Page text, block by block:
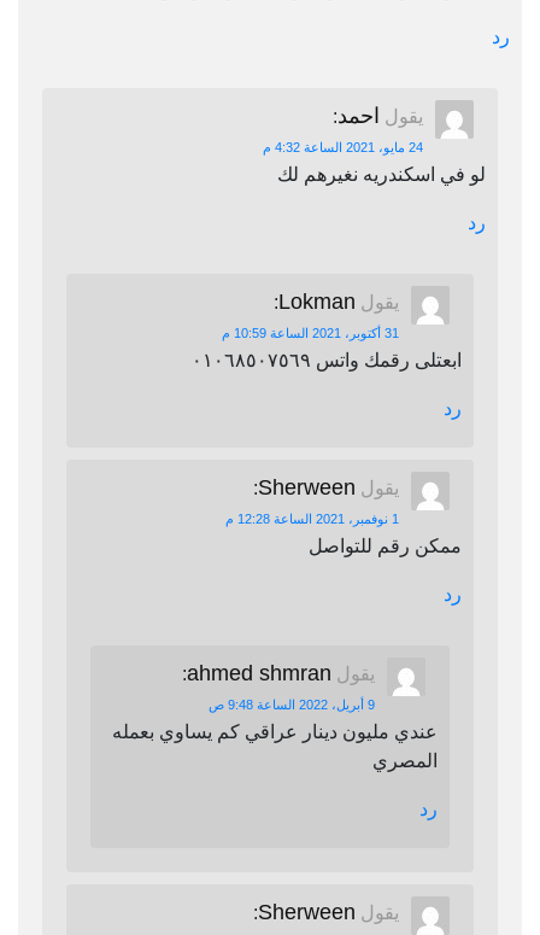
رد
يقول احمد:
24 مايو، 2021 الساعة 4:32 م
لو في اسكندريه نغيرهم لك
رد
يقول Lokman
:
31 أكتوبر، 2021 الساعة 10:59 م
ابعتلى رقمك واتس ٠١٠٦٨٥٠٧٥٦٩
رد
يقول Sherween
:
1 نوفمبر، 2021 الساعة 12:28 م
ممكن رقم للتواصل
رد
يقول ahmed shmran
:
9 أبريل، 2022 الساعة 9:48 ص
عندي مليون دينار عراقي كم يساوي بعمله
المصري
رد
يقول Sherween
: